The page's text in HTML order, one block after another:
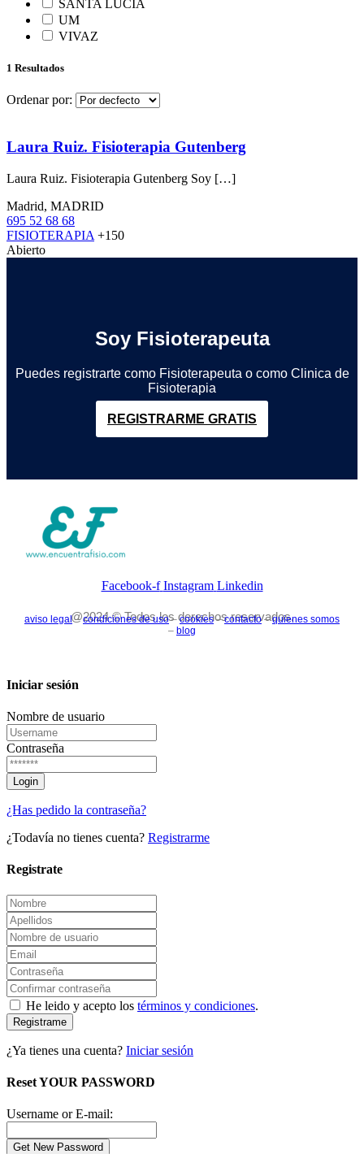
SANTA LUCIA
UM
VIVAZ
1 Resultados
Ordenar por:
Laura Ruiz. Fisioterapia Gutenberg
Laura Ruiz. Fisioterapia Gutenberg Soy […]
Madrid, MADRID
695 52 68 68
FISIOTERAPIA +150
Abierto
Soy Fisioterapeuta
Puedes registrarte como Fisioterapeuta o como Clinica de
Fisioterapia
REGISTRARME GRATIS
Facebook-f Instagram Linkedin
@2024 © Todos los derechos reservados.
aviso legal–condiciones de uso–cookies–contacto–quienes somos
– blog
Iniciar sesión
Nombre de usuario
Contraseña
¿Has pedido la contraseña?
¿Todavía no tienes cuenta? Registrarme
Registrate
He leido y acepto los términos y condiciones.
Registrame
¿Ya tienes una cuenta? Iniciar sesión
Reset YOUR PASSWORD
Username or E-mail: